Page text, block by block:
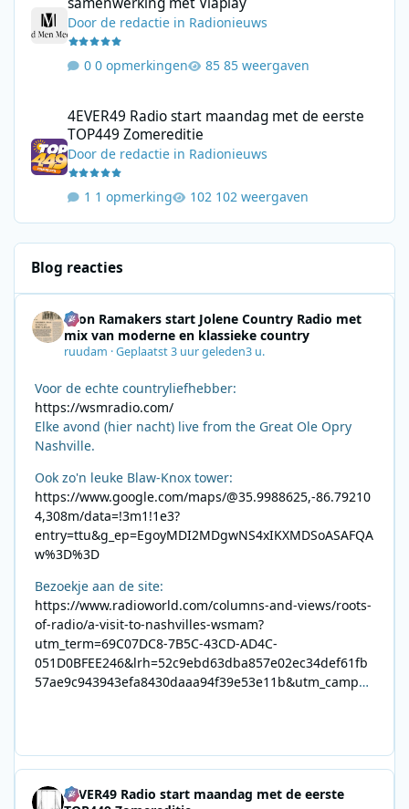
Doorde redactie in Radionieuws
0 opmerkingen 85 weergaven
4EVER49 Radio start maandag met de eerste
TOP449 Zomereditie
Doorde redactie in Radionieuws
1 opmerking 102 weergaven
Blog reacties
Leon Ramakers start Jolene Country Radio met
mix van moderne en klassieke country
ruudam ·Geplaatst3 uur geleden3 u.
Voor de echte countryliefhebber:
https://wsmradio.com/
Elke avond (hier nacht) live from the Great Ole Opry
Nashville.
Ook zo'n leuke Blaw-Knox tower:
https://www.google.com/maps/@35.9988625,-86.79210
4,308m/data=!3m1!1e3?
entry=ttu&g_ep=EgoyMDI2MDgwNS4xIKXMDSoASAFQA
w%3D%3D
Bezoekje aan de site:
https://www.radioworld.com/columns-and-views/roots-
of-radio/a-visit-to-nashvilles-wsmam?
utm_term=69C07DC8-7B5C-43CD-AD4C-
051D0BFEE246&lrh=52c9ebd63dba857e02ec34def61fb
57ae9c943943efa8430daaa94f39e53e11b&utm_campai
8F09201A140D&utm_source=SmartBrief
4EVER49 Radio start maandag met de eerste